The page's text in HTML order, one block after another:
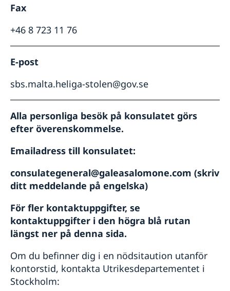
Fax
+46 8 723 11 76
E-post
sbs.malta.heliga-stolen@gov.se
Alla personliga besök på konsulatet görs
efter överenskommelse.
Emailadress till konsulatet:
consulategeneral@galeasalomone.com (skriv
ditt meddelande på engelska)
För fler kontaktuppgifter, se
kontaktuppgifter i den högra blå rutan
längst ner på denna sida.
Om du befinner dig i en nödsitaution utanför
kontorstid, kontakta Utrikesdepartementet i
Stockholm: